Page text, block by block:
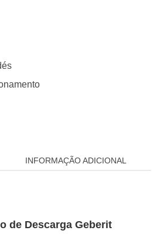
INFORMAÇÃO ADICIONAL
de Descarga Geberit